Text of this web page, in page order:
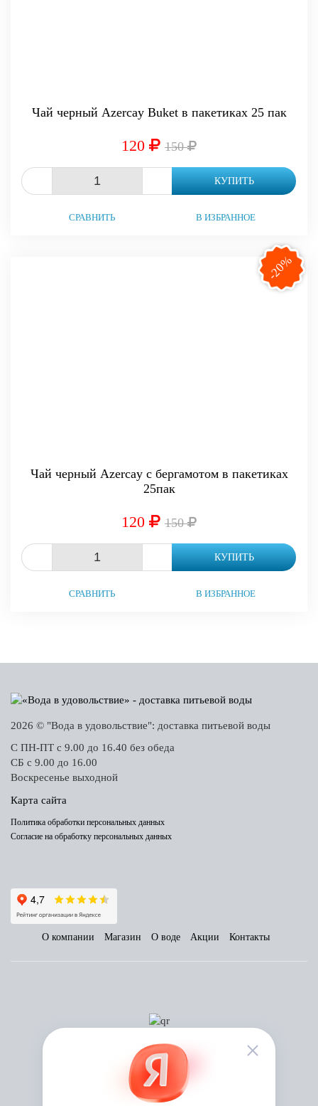
Чай черный Azercay Buket в пакетиках 25 пак
120 150
КУПИТЬ
СРАВНИТЬ В ИЗБРАННОЕ
-20%
Чай черный Azercay с бергамотом в пакетиках
25пак
120 150
КУПИТЬ
СРАВНИТЬ В ИЗБРАННОЕ
2026 © "Вода в удовольствие": доставка питьевой воды
С ПН-ПТ с 9.00 до 16.40 без обеда
СБ с 9.00 до 16.00
Воскресенье выходной
Карта сайта
Политика обработки персональных данных
Согласие на обработку персональных данных
О компании Магазин О воде Акции Контакты